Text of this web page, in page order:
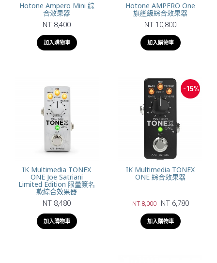
Hotone Ampero Mini 綜
合效果器
NT 8,400
加入購物車
Hotone AMPERO One
旗艦級綜合效果器
NT 10,800
加入購物車
IK Multimedia TONEX
ONE Joe Satriani
Limited Edition 限量簽名
款綜合效果器
NT 8,480
加入購物車
-15%
IK Multimedia TONEX
ONE 綜合效果器
NT 8,000 NT 6,780
加入購物車